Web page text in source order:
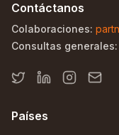
Contáctanos
Colaboraciones:
Consultas generales:
Países